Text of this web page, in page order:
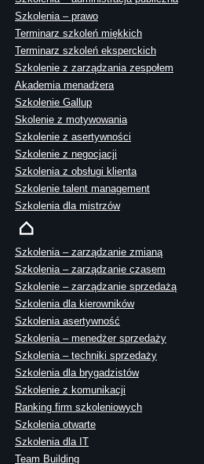
Szkolenia – prawo
Terminarz szkoleń miękkich
Terminarz szkoleń eksperckich
Szkolenie z zarządzania zespołem
Akademia menadżera
Szkolenie Gallup
Skolenie z motywowania
Szkolenie z asertywności
Szkolenie z negocjacji
Szkolenia z obsługi klienta
Szkolenie talent management
Szkolenia dla mistrzów
Szkolenia – zarządzanie zmianą
Szkolenia – zarządzanie czasem
Szkolenie – zarządzanie sprzedażą
Szkolenia dla kierowników
Szkolenia asertywność
Szkolenia – menedżer sprzedaży
Szkolenia – techniki sprzedaży
Szkolenia dla brygadzistów
Szkolenie z komunikacji
Ranking firm szkoleniowych
Szkolenia otwarte
Szkolenia dla IT
Team Building